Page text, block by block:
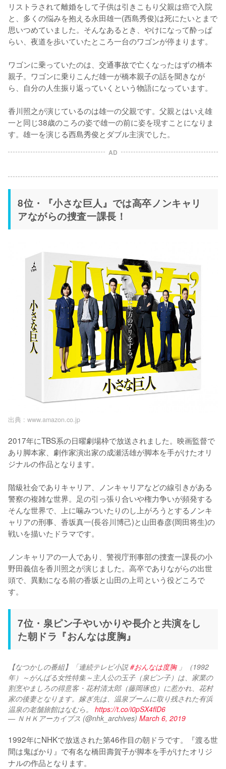
リストラされて離婚をして子供は引きこもり父親は癌で入院
と、多くの悩みを抱える永田雄一(西島秀俊)は死にたいとまで
思いつめていました。そんなあるとき、やけになって酔っぱ
らい、夜道を歩いていたところ一台のワゴンが停まります。
ワゴンに乗っていたのは、交通事故で亡くなったはずの橋本
親子。ワゴンに乗りこんだ雄一が橋本親子の話を聞きなが
ら、自分の人生振り返っていくという物語になっています。
香川照之が演じているのは雄一の父親です。父親とはいえ雄
一と同じ38歳のころの姿で雄一の前に姿を現すことになりま
す。雄一を演じる西島秀俊とダブル主演でした。
AD
8位・『小さな巨人』では高卒ノンキャリ
アながらの捜査一課長！
出典 : www.amazon.co.jp
2017年にTBS系の日曜劇場枠で放送されました。映画監督で
あり脚本家、劇作家演出家の成瀬活雄が脚本を手がけたオリ
ジナルの作品となります。
階級社会でありキャリア、ノンキャリアなどの線引きがある
警察の複雑な世界。足の引っ張り合いや権力争いが頻発する
そんな世界で、上に噛みついたりのし上がろうとするノンキ
ャリアの刑事、香坂真一(長谷川博己)と山田春彦(岡田将生)の
戦いを描いたドラマです。
ノンキャリアの一人であり、警視庁刑事部の捜査一課長の小
野田義信を香川照之が演じました。高卒でありながらの出世
頭で、異動になる前の香坂と山田の上司という役どころで
す。
7位・泉ピン子やいかりや長介と共演をし
た朝ドラ『おんなは度胸』
【なつかしの番組】「連続テレビ小説 #おんなは度胸 」（1992
年）～がんばる女性特集～主人公の玉子（泉ピン子）は、家業の
割烹やましろの得意客・花村清太郎（藤岡琢也）に惹かれ、花村
家の後妻となります。嫁ぎ先は、温泉ブームに取り残された有浜
温泉の老舗旅館はなむら。 https://t.co/i0pSX4flD6
— ＮＨＫアーカイブス (@nhk_archives) March 6, 2019
1992年にNHKで放送された第46作目の朝ドラです。『渡る世
間は鬼ばかり』で有名な橋田壽賀子が脚本を手がけたオリジ
ナルの作品となります。